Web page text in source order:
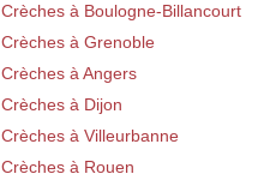
Crèches à Boulogne-Billancourt
Crèches à Grenoble
Crèches à Angers
Crèches à Dijon
Crèches à Villeurbanne
Crèches à Rouen